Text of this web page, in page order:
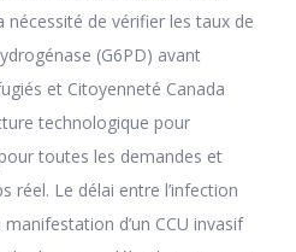
nécessité de vérifier les taux de
(G6PD) avant
et Citoyenneté Canada
technologique pour
toutes les demandes et
réel. Le délai entre l’infection
d’un CCU invasif